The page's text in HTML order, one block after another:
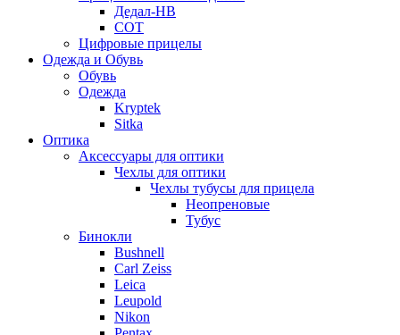
Дедал-НВ
СОТ
Цифровые прицелы
Одежда и Обувь
Обувь
Одежда
Kryptek
Sitka
Оптика
Аксессуары для оптики
Чехлы для оптики
Чехлы тубусы для прицела
Неопреновые
Тубус
Бинокли
Bushnell
Carl Zeiss
Leica
Leupold
Nikon